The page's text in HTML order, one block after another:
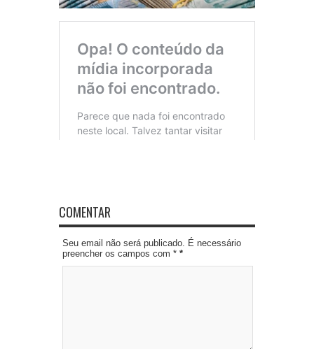
COMENTAR
Seu email não será publicado. É necessário
preencher os campos com * *